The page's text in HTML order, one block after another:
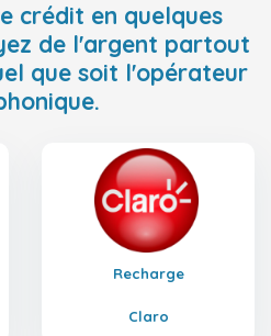
crédit en quelques
de l'argent partout
que soit l'opérateur
Recharge
Claro